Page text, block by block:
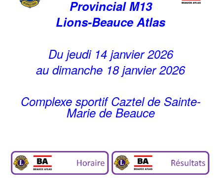
Provincial M13
Lions-Beauce Atlas
Du jeudi 14 janvier 2026
au dimanche 18 janvier 2026
Complexe sportif Caztel de Sainte-
Marie de Beauce